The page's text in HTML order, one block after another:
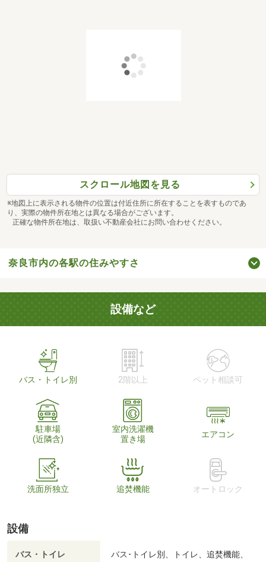
スクロール地図を見る
※地図上に表示される物件の位置は付近住所に所在することを表すものであ
り、実際の物件所在地とは異なる場合がございます。
正確な物件所在地は、取扱い不動産会社にお問い合わせください。
奈良市内の各駅の住みやすさ
設備など
バス・トイレ別 2階以上 ペット相談可
駐車場
(近隣含)
室内洗濯機
置き場
エアコン
洗面所独立 追焚機能 オートロック
設備
バス・トイレ
バス･トイレ別、トイレ、追焚機能、